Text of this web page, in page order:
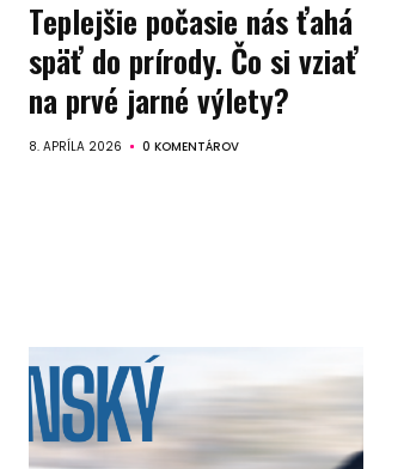
Teplejšie počasie nás ťahá
späť do prírody. Čo si vziať
na prvé jarné výlety?
8. APRÍLA 2026 0 KOMENTÁROV